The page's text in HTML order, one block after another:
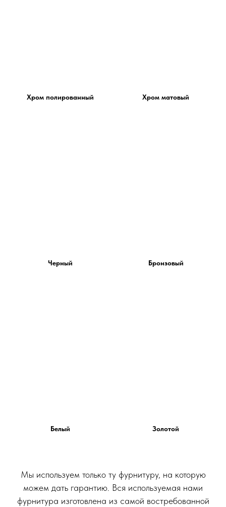
Хром полированный Хром матовый
Черный Бронзовый
Белый Золотой
Мы используем только ту фурнитуру, на которую
можем дать гарантию. Вся используемая нами
фурнитура изготовлена из самой востребованной